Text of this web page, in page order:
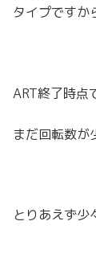
タイプですか
ART終了時点
まだ回転数が
とりあえず少